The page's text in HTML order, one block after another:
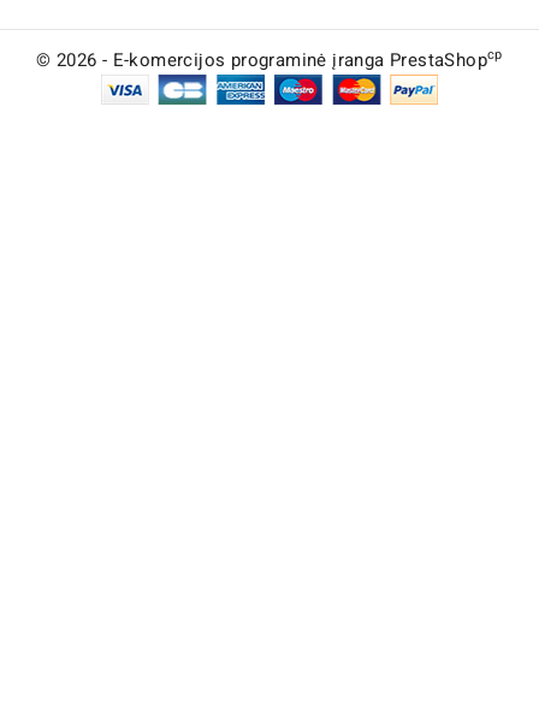
© 2026 - E-komercijos programinė įranga PrestaShopcp